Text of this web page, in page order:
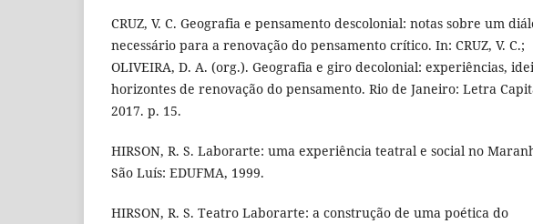
CRUZ, V. C. Geografia e pensamento descolonial: notas sobre um
necessário para a renovação do pensamento crítico. In: CRUZ, V. C.;
OLIVEIRA, D. A. (org.). Geografia e giro decolonial: experiências,
horizontes de renovação do pensamento. Rio de Janeiro: Letra
2017. p. 15.
HIRSON, R. S. Laborarte: uma experiência teatral e social no
São Luís: EDUFMA, 1999.
HIRSON, R. S. Teatro Laborarte: a construção de uma poética do